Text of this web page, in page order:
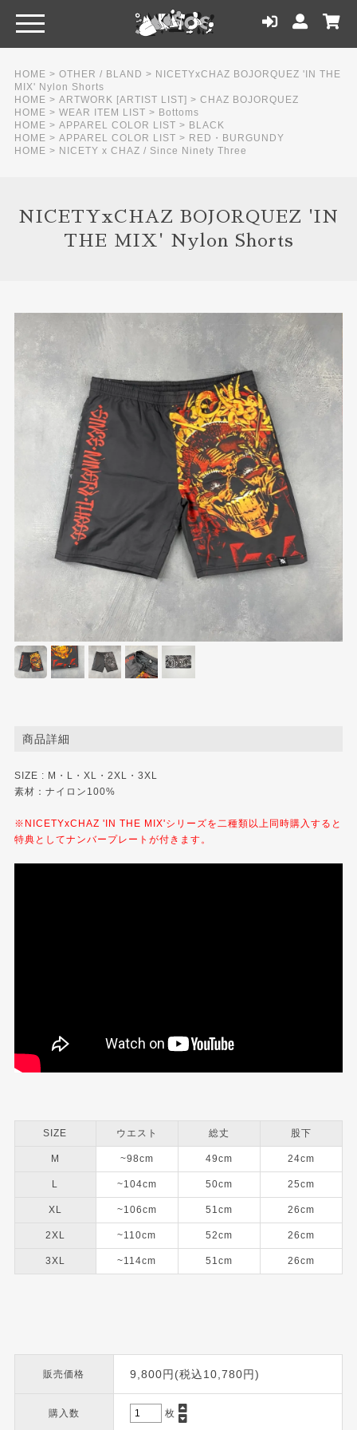
HOME > OTHER / BLAND > NICETYxCHAZ BOJORQUEZ 'IN THE
MIX' Nylon Shorts
HOME > ARTWORK [ARTIST LIST] > CHAZ BOJORQUEZ
HOME > WEAR ITEM LIST > Bottoms
HOME > APPAREL COLOR LIST > BLACK
HOME > APPAREL COLOR LIST > RED・BURGUNDY
HOME > NICETY x CHAZ / Since Ninety Three
NICETYxCHAZ BOJORQUEZ 'IN
THE MIX' Nylon Shorts
商品詳細
SIZE : M・L・XL・2XL・3XL
素材：ナイロン100%
※NICETYxCHAZ 'IN THE MIX'シリーズを二種類以上同時購入すると
特典としてナンバープレートが付きます。
SIZE ウエスト 総丈 股下
M ~98cm 49cm 24cm
L ~104cm 50cm 25cm
XL ~106cm 51cm 26cm
2XL ~110cm 52cm 26cm
3XL ~114cm 51cm 26cm
販売価格 9,800円(税込10,780円)
購入数 枚